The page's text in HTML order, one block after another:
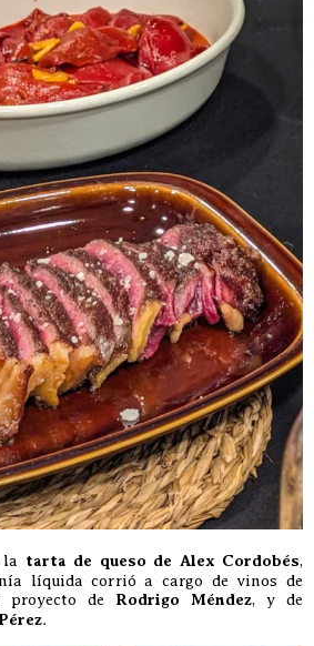
tarta de queso de Alex Cordobés,
líquida corrió a cargo de vinos de
proyecto de Rodrigo Méndez, y de
.